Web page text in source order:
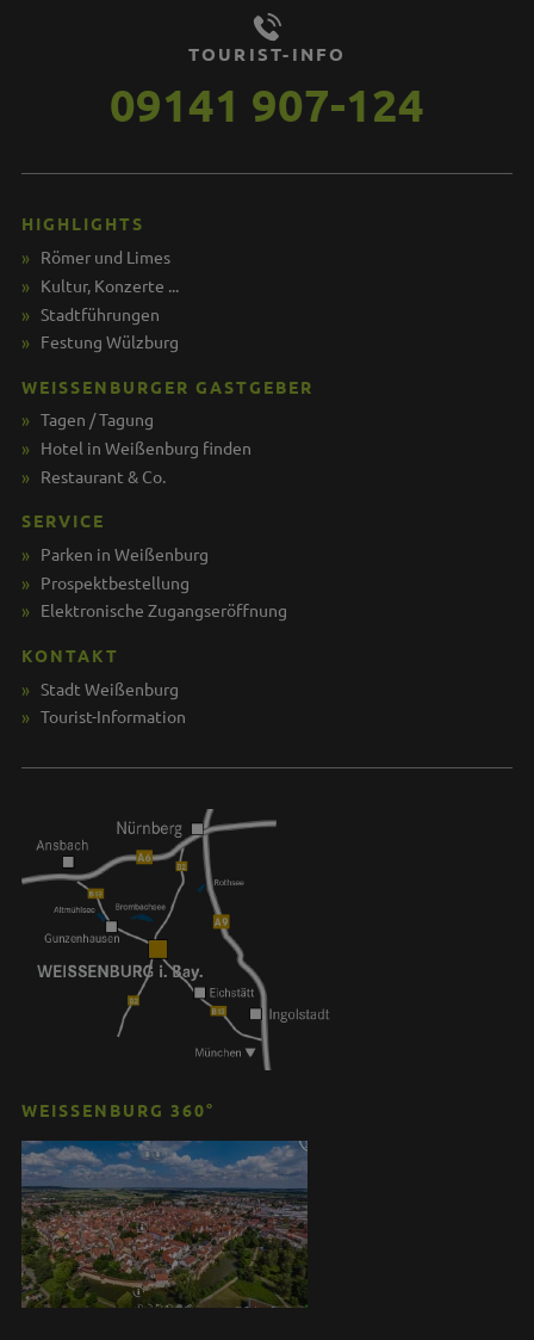
TOURIST-INFO
09141 907-124
HIGHLIGHTS
Römer und Limes
Kultur, Konzerte ...
Stadtführungen
Festung Wülzburg
WEISSENBURGER GASTGEBER
Tagen / Tagung
Hotel in Weißenburg finden
Restaurant & Co.
SERVICE
Parken in Weißenburg
Prospektbestellung
Elektronische Zugangseröffnung
KONTAKT
Stadt Weißenburg
Tourist-Information
WEISSENBURG 360°